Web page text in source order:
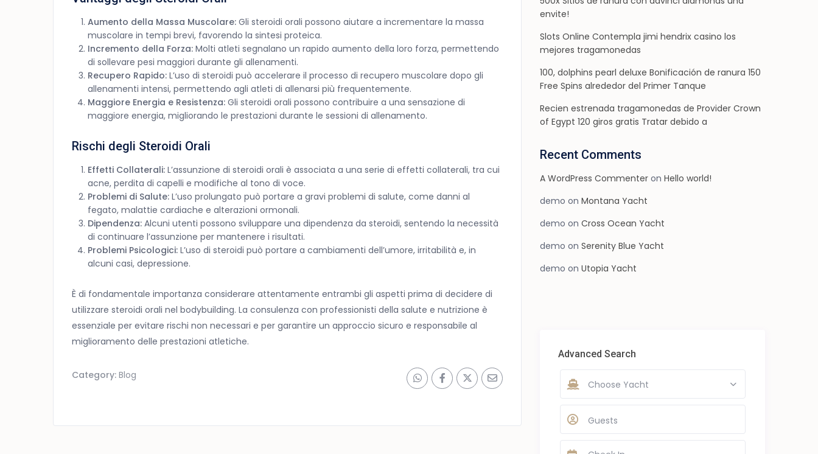
Aumento della Massa Muscolare: Gli steroidi orali possono aiutare a incrementare la massa
muscolare in tempi brevi, favorendo la sintesi proteica.
Incremento della Forza: Molti atleti segnalano un rapido aumento della loro forza, permettendo
di sollevare pesi maggiori durante gli allenamenti.
Recupero Rapido: L’uso di steroidi può accelerare il processo di recupero muscolare dopo gli
allenamenti intensi, permettendo agli atleti di allenarsi più frequentemente.
Maggiore Energia e Resistenza: Gli steroidi orali possono contribuire a una sensazione di
maggiore energia, migliorando le prestazioni durante le sessioni di allenamento.
Rischi degli Steroidi Orali
Effetti Collaterali: L’assunzione di steroidi orali è associata a una serie di effetti collaterali, tra cui
acne, perdita di capelli e modifiche al tono di voce.
Problemi di Salute: L’uso prolungato può portare a gravi problemi di salute, come danni al
fegato, malattie cardiache e alterazioni ormonali.
Dipendenza: Alcuni utenti possono sviluppare una dipendenza da steroidi, sentendo la necessità
di continuare l’assunzione per mantenere i risultati.
Problemi Psicologici: L’uso di steroidi può portare a cambiamenti dell’umore, irritabilità e, in
alcuni casi, depressione.
È di fondamentale importanza considerare attentamente entrambi gli aspetti prima di decidere di
utilizzare steroidi orali nel bodybuilding. La consulenza con professionisti della salute e nutrizione è
essenziale per evitare rischi non necessari e per garantire un approccio sicuro e responsabile al
miglioramento delle prestazioni atletiche.
Category: Blog
envite!
Slots Online Contempla jimi hendrix casino los
mejores tragamonedas
100, dolphins pearl deluxe Bonificación de ranura 150
Free Spins alrededor del Primer Tanque
Recien estrenada tragamonedas de Provider Crown
of Egypt 120 giros gratis Tratar debido a
Recent Comments
A WordPress Commenter on Hello world!
demo on Montana Yacht
demo on Cross Ocean Yacht
demo on Serenity Blue Yacht
demo on Utopia Yacht
Advanced Search
Choose Yacht
Guests